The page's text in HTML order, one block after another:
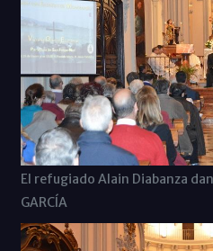
El refugiado Alain Diabanza
GARCÍA